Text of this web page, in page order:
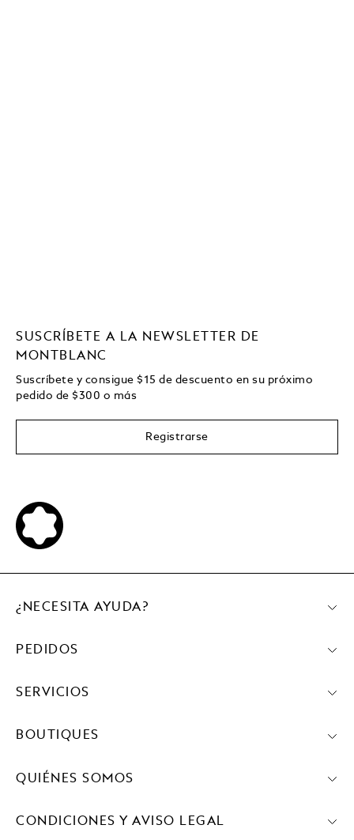
SUSCRÍBETE A LA NEWSLETTER DE
MONTBLANC
Suscríbete y consigue $15 de descuento en su próximo
pedido de $300 o más
Registrarse
¿NECESITA AYUDA?
PEDIDOS
SERVICIOS
BOUTIQUES
QUIÉNES SOMOS
CONDICIONES Y AVISO LEGAL